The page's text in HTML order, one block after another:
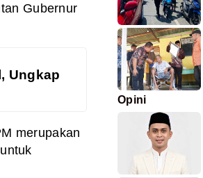
Gubernur
Ungkap
merupakan
Opini